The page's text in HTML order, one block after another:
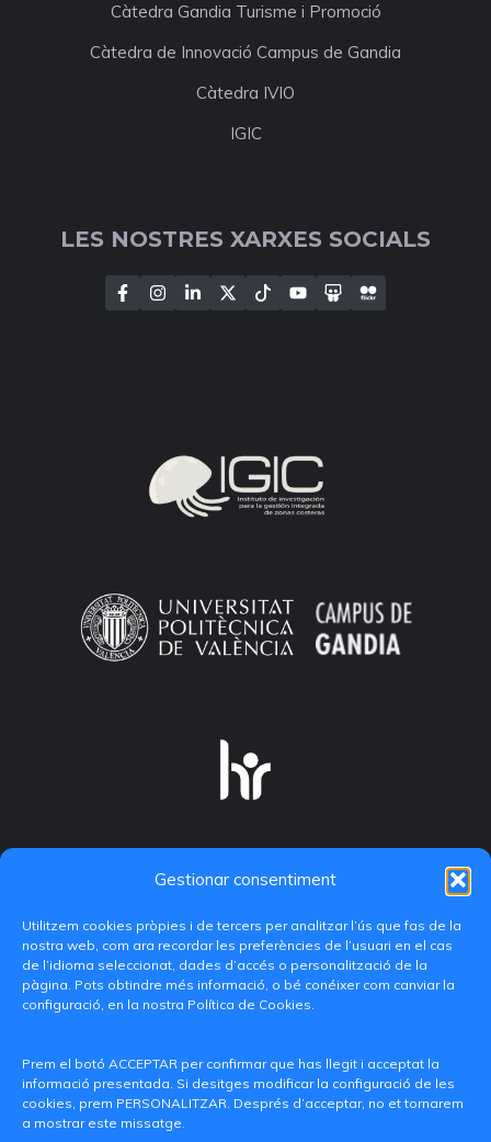
Gestionar consentiment
Utilitzem cookies pròpies i de tercers per analitzar l’ús que fas de la
nostra web, com ara recordar les preferències de l’usuari en el cas
de l’idioma seleccionat, dades d’accés o personalització de la
pàgina. Pots obtindre més informació, o bé conéixer com canviar la
configuració, en la nostra Política de Cookies.
Prem el botó ACCEPTAR per confirmar que has llegit i acceptat la
informació presentada. Si desitges modificar la configuració de les
cookies, prem PERSONALITZAR. Després d’acceptar, no et tornarem
a mostrar este missatge.
Càtedra Gandia Turisme i Promoció
Càtedra de Innovació Campus de Gandia
Càtedra IVIO
IGIC
LES NOSTRES XARXES SOCIALS
C/ Paranimf, 1 - 46730 Grau de Gandia
+34 962849333